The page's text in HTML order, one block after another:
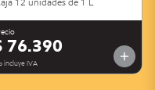
76.390
incluye IVA